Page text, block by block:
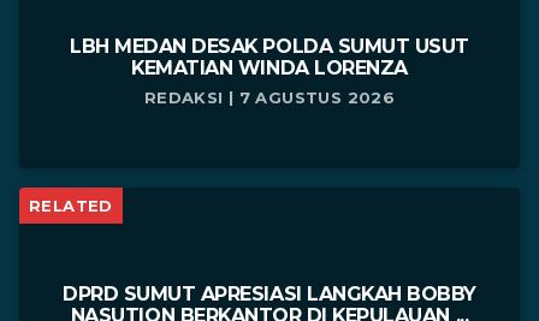
LBH MEDAN DESAK POLDA SUMUT USUT
KEMATIAN WINDA LORENZA
REDAKSI | 7 AGUSTUS 2026
RELATED
DPRD SUMUT APRESIASI LANGKAH BOBBY
NASUTION BERKANTOR DI KEPULAUAN ...